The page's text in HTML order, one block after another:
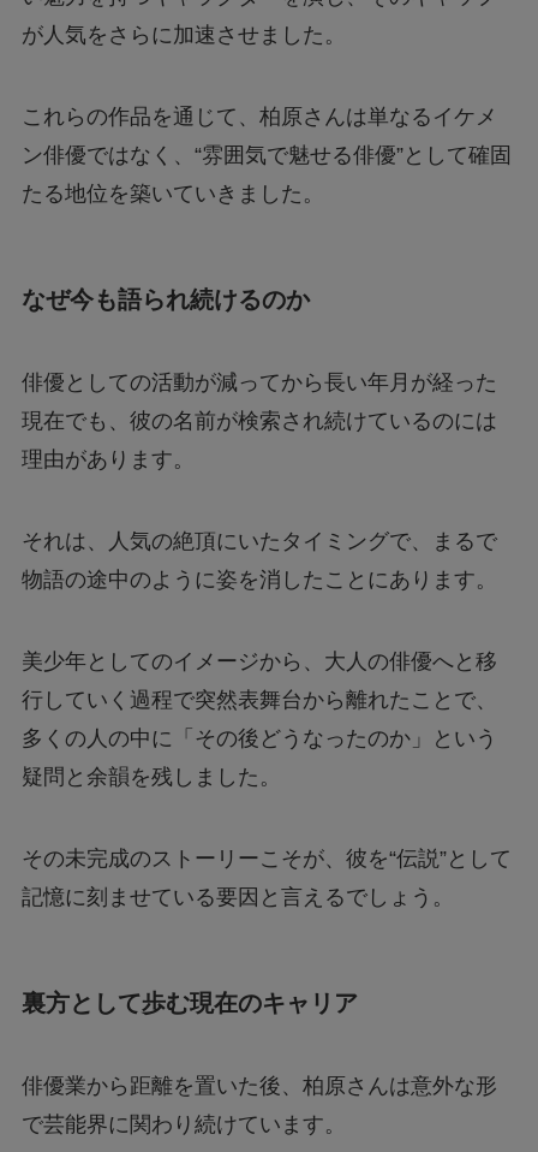
が人気をさらに加速させました。
これらの作品を通じて、柏原さんは単なるイケメ
ン俳優ではなく、“雰囲気で魅せる俳優”として確固
たる地位を築いていきました。
なぜ今も語られ続けるのか
俳優としての活動が減ってから長い年月が経った
現在でも、彼の名前が検索され続けているのには
理由があります。
それは、人気の絶頂にいたタイミングで、まるで
物語の途中のように姿を消したことにあります。
美少年としてのイメージから、大人の俳優へと移
行していく過程で突然表舞台から離れたことで、
多くの人の中に「その後どうなったのか」という
疑問と余韻を残しました。
その未完成のストーリーこそが、彼を“伝説”として
記憶に刻ませている要因と言えるでしょう。
裏方として歩む現在のキャリア
俳優業から距離を置いた後、柏原さんは意外な形
で芸能界に関わり続けています。